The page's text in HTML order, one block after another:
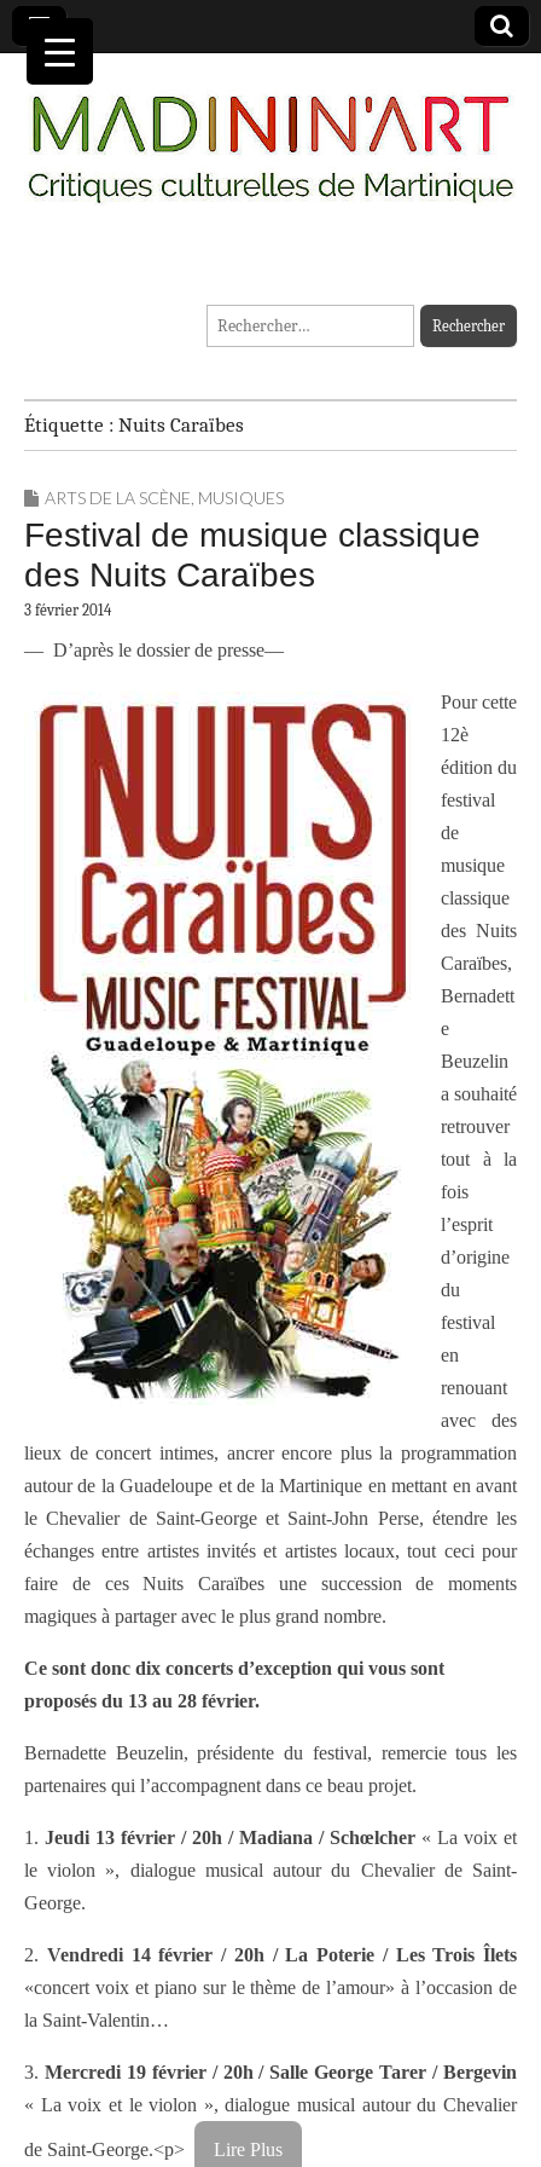
MADININ'ART
Rechercher :
Étiquette : Nuits Caraïbes
ARTS DE LA SCÈNE, MUSIQUES
Festival de musique classique
des Nuits Caraïbes
3 février 2014
— D’après le dossier de presse—
Pour cette
12è
édition du
festival
de
musique
classique
des Nuits
Caraïbes,
Bernadett
e
Beuzelin
a souhaité
retrouver
tout à la
fois
l’esprit
d’origine
du
festival
en
renouant
avec des
lieux de concert intimes, ancrer encore plus la programmation
autour de la Guadeloupe et de la Martinique en mettant en avant
le Chevalier de Saint-George et Saint-John Perse, étendre les
échanges entre artistes invités et artistes locaux, tout ceci pour
faire de ces Nuits Caraïbes une succession de moments
magiques à partager avec le plus grand nombre.
Ce sont donc dix concerts d’exception qui vous sont
proposés du 13 au 28 février.
Bernadette Beuzelin, présidente du festival, remercie tous les
partenaires qui l’accompagnent dans ce beau projet.
1. Jeudi 13 février / 20h / Madiana / Schœlcher « La voix et
le violon », dialogue musical autour du Chevalier de Saint-
George.
2. Vendredi 14 février / 20h / La Poterie / Les Trois Îlets
«concert voix et piano sur le thème de l’amour» à l’occasion de
la Saint-Valentin…
3. Mercredi 19 février / 20h / Salle George Tarer / Bergevin
« La voix et le violon », dialogue musical autour du Chevalier
de Saint-George.<p> Lire Plus